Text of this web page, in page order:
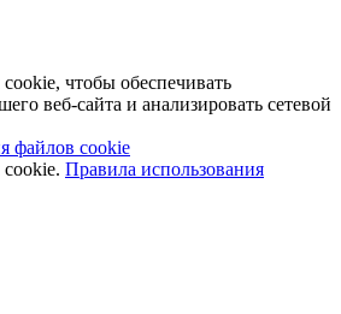
чтобы обеспечивать
веб-сайта и анализировать сетевой
файлов cookie
Правила использования